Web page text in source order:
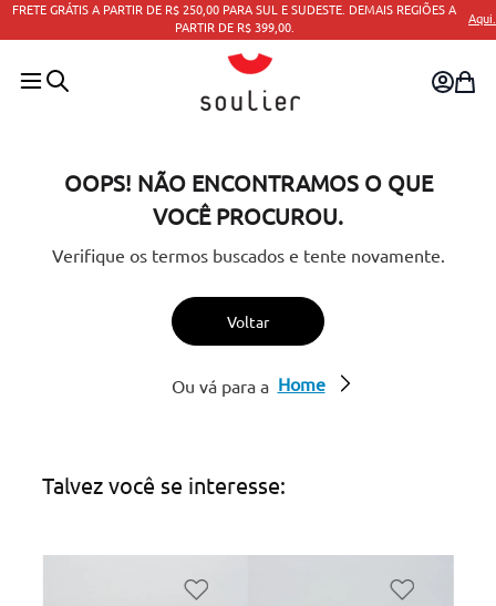
FRETE GRÁTIS A PARTIR DE R$ 250,00 PARA SUL E SUDESTE. DEMAIS REGIÕES A
PARTIR DE R$ 399,00.
Aqui.
OOPS! NÃO ENCONTRAMOS O QUE
VOCÊ PROCUROU.
Verifique os termos buscados e tente novamente.
Voltar
Ou vá para a Home
Talvez você se interesse: